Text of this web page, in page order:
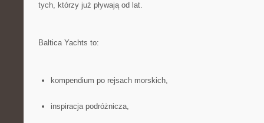
tych, którzy już pływają od lat.
Baltica Yachts to:
kompendium po rejsach morskich,
inspiracja podróżnicza,